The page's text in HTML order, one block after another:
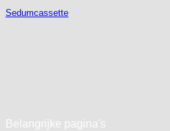
Sedumcassette
Belangrijke pagina's